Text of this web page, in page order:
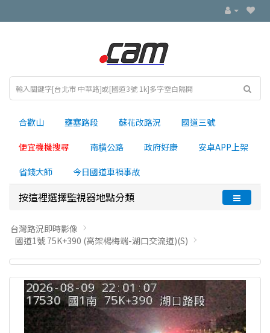
合歡山 壅塞路段 蘇花改路況 國道三號
便宜機機搜尋 南横公路 政府好康 安卓APP上架
省錢大師 今日國道車禍事故
按這裡選擇監視器地點分類
台灣路況即時影像
國道1號 75K+390 (高架楊梅端-湖口交流道)(S)